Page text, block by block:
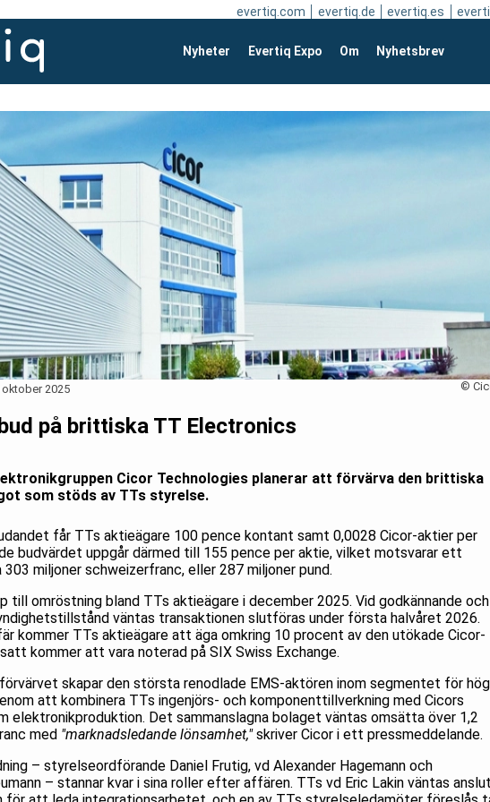
evertiq.com evertiq.de evertiq.es
Nyheter Evertiq Expo Om Nyhetsbrev
©
oktober 2025
på brittiska TT Electronics
Cicor Technologies planerar att förvärva den brittiska
som stöds av TTs styrelse.
får TTs aktieägare 100 pence kontant samt 0,0028 Cicor-aktier per
budvärdet uppgår därmed till 155 pence per aktie, vilket motsvarar ett
303 miljoner schweizerfranc, eller 287 miljoner pund.
till omröstning bland TTs aktieägare i december 2025. Vid godkännande och
väntas transaktionen slutföras under första halvåret 2026.
kommer TTs aktieägare att äga omkring 10 procent av den utökade Cicor-
kommer att vara noterad på SIX Swiss Exchange.
skapar den största renodlade EMS-aktören inom segmentet för hög
att kombinera TTs ingenjörs- och komponenttillverkning med Cicors
elektronikproduktion. Det sammanslagna bolaget väntas omsätta över 1,2
med "marknadsledande lönsamhet,"skriver Cicor i ett pressmeddelande.
– styrelseordförande Daniel Frutig, vd Alexander Hagemann och
– stannar kvar i sina roller efter affären. TTs vd Eric Lakin väntas